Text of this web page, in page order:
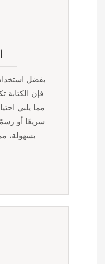
بفضل
فإن الكتابة
مما يلبي
سريعًا أو
بسهولة، مما يوفر تجربة الكتابة المثالية.